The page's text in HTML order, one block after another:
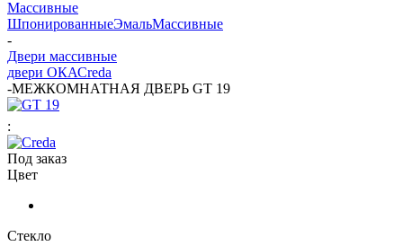
Массивные
ШпонированныеЭмальМассивные
-
Двери массивные
двери ОКАСreda
-МЕЖКОМНАТНАЯ ДВЕРЬ GT 19
:
Под заказ
Цвет
Стекло